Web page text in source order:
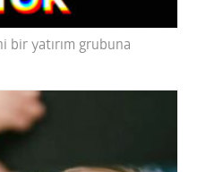
bir yatırım grubuna